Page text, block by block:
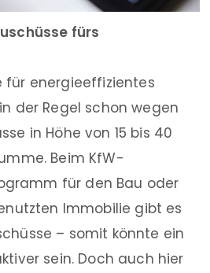
fürs
für energieeffizientes
der Regel schon wegen
in Höhe von 15 bis 40
Beim KfW-
für den Bau oder
Immobilie gibt es
– somit könnte ein
sein. Doch auch hier